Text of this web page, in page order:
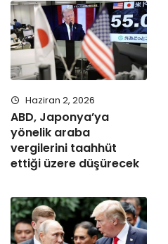
Haziran 2, 2026
ABD, Japonya’ya
yönelik araba
vergilerini taahhüt
ettiği üzere düşürecek